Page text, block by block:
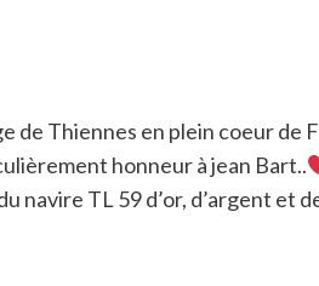
de Thiennes en plein coeur de
honneur à jean Bart..
navire TL 59 d’or, d’argent et